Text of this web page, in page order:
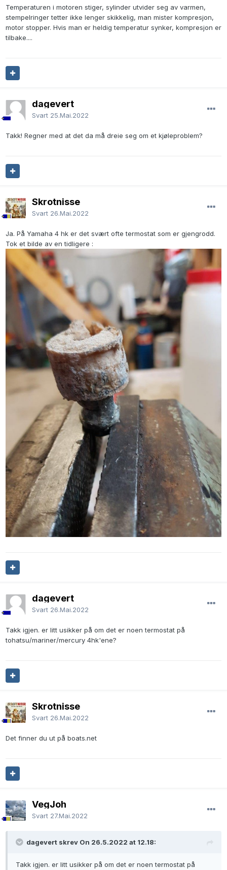
Temperaturen i motoren stiger, sylinder utvider seg av varmen,
stempelringer tetter ikke lenger skikkelig, man mister kompresjon,
motor stopper. Hvis man er heldig temperatur synker, kompresjon er
tilbake....
dagevert
Svart 25.Mai.2022
Takk! Regner med at det da må dreie seg om et kjøleproblem?
Skrotnisse
Svart 26.Mai.2022
Ja. På Yamaha 4 hk er det svært ofte termostat som er gjengrodd.
Tok et bilde av en tidligere :
dagevert
Svart 26.Mai.2022
Takk igjen. er litt usikker på om det er noen termostat på
tohatsu/mariner/mercury 4hk'ene?
Skrotnisse
Svart 26.Mai.2022
Det finner du ut på boats.net
VegJoh
Svart 27.Mai.2022
dagevert skrev On 26.5.2022 at 12.18:
Takk igjen. er litt usikker på om det er noen termostat på